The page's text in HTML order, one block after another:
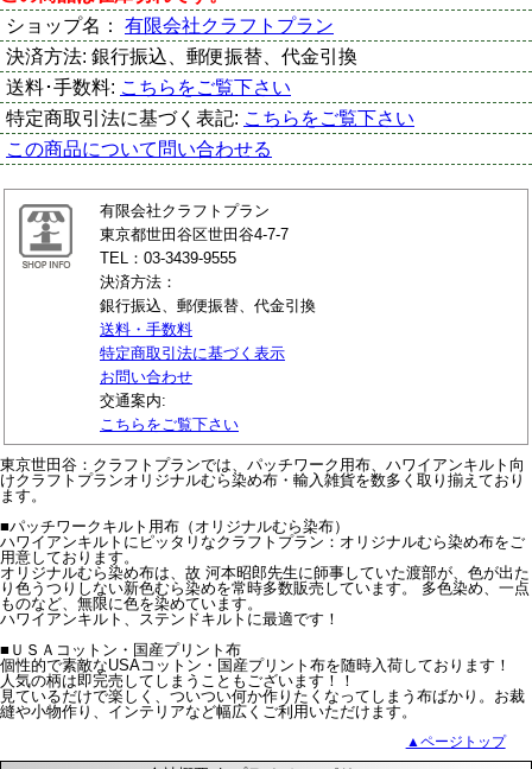
ショップ名： 有限会社クラフトプラン
決済方法: 銀行振込、郵便振替、代金引換
送料･手数料: こちらをご覧下さい
特定商取引法に基づく表記: こちらをご覧下さい
この商品について問い合わせる
有限会社クラフトプラン
東京都世田谷区世田谷4-7-7
TEL：03-3439-9555
決済方法：
銀行振込、郵便振替、代金引換
送料・手数料
特定商取引法に基づく表示
お問い合わせ
交通案内:
こちらをご覧下さい
東京世田谷：クラフトプランでは、パッチワーク用布、ハワイアンキルト向
けクラフトプランオリジナルむら染め布・輸入雑貨を数多く取り揃えており
ます。
■パッチワークキルト用布（オリジナルむら染布）
ハワイアンキルトにピッタリなクラフトプラン：オリジナルむら染め布をご
用意しております。
オリジナルむら染め布は、故 河本昭郎先生に師事していた渡部が、色が出た
り色うつりしない新色むら染めを常時多数販売しています。 多色染め、一点
ものなど、無限に色を染めています。
ハワイアンキルト、ステンドキルトに最適です！
■ＵＳＡコットン・国産プリント布
個性的で素敵なUSAコットン・国産プリント布を随時入荷しております！
人気の柄は即完売してしまうこともございます！！
見ているだけで楽しく、ついつい何か作りたくなってしまう布ばかり。お裁
縫や小物作り、インテリアなど幅広くご利用いただけます。
▲ページトップ